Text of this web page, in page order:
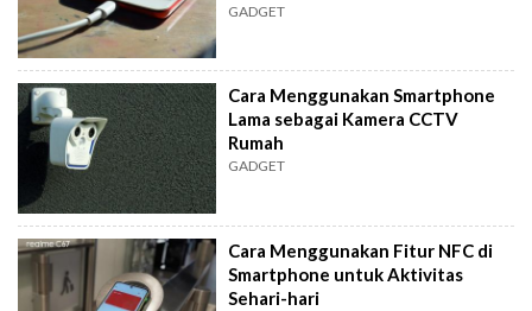
GADGET
Cara Menggunakan Smartphone
Lama sebagai Kamera CCTV
Rumah
GADGET
Cara Menggunakan Fitur NFC di
Smartphone untuk Aktivitas
Sehari-hari